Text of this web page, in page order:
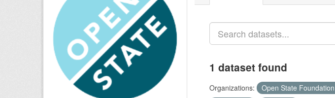
1 dataset found
Organizations: Open State Foundation